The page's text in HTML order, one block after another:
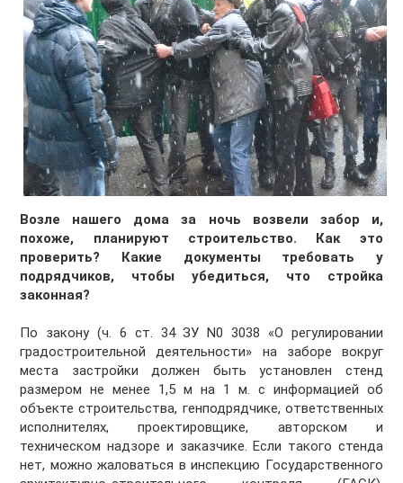
Возле нашего дома за ночь возвели забор и,
похоже, планируют строительство. Как это
проверить? Какие документы требовать у
подрядчиков, чтобы убедиться, что стройка
законная?
По закону (ч. 6 ст. 34 ЗУ N0 3038 «О регулировании
градостроительной деятельности» на заборе вокруг
места застройки должен быть установлен стенд
размером не менее 1,5 м на 1 м. с информацией об
объекте строительства, генподрядчике, ответственных
исполнителях, проектировщике, авторском и
техническом надзоре и заказчике. Если такого стенда
нет, можно жаловаться в инспекцию Государственного